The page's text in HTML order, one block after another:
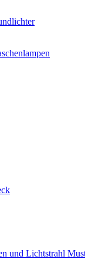
und Lichtstrahl